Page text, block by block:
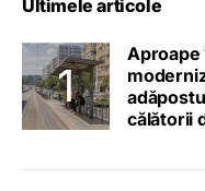
Ultimele articole
Aproape
călătorii